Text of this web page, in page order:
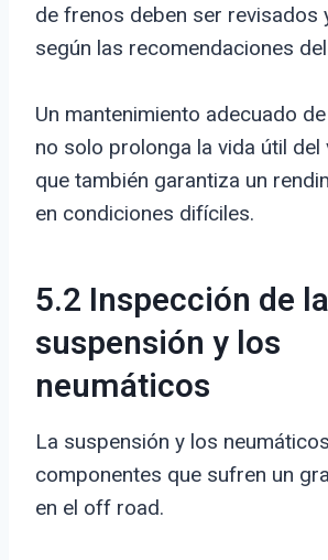
de frenos deben ser revisados
según las recomendaciones
Un mantenimiento adecuado
no solo prolonga la vida útil del
que también garantiza un
en condiciones difíciles.
5.2 Inspección de la
suspensión y los
neumáticos
La suspensión y los
componentes que sufren un
en el off road.